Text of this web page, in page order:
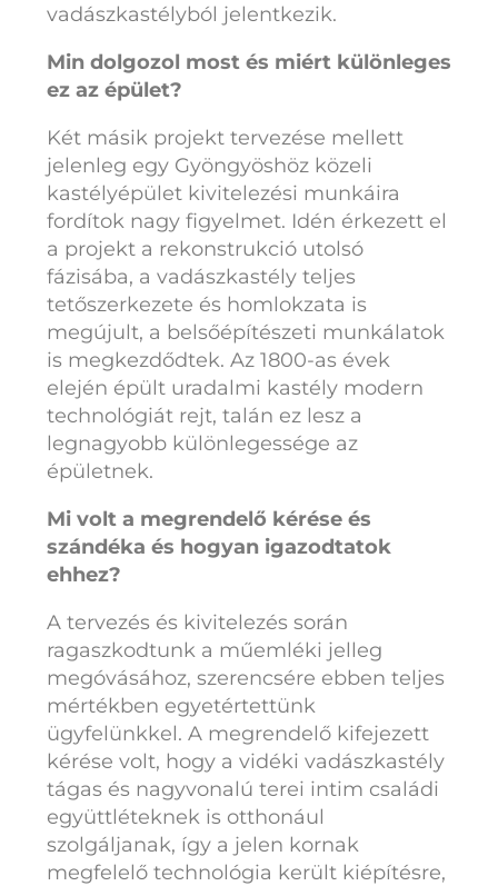
vadászkastélyból jelentkezik.
Min dolgozol most és miért különleges
ez az épület?
Két másik projekt tervezése mellett
jelenleg egy Gyöngyöshöz közeli
kastélyépület kivitelezési munkáira
fordítok nagy figyelmet. Idén érkezett el
a projekt a rekonstrukció utolsó
fázisába, a vadászkastély teljes
tetőszerkezete és homlokzata is
megújult, a belsőépítészeti munkálatok
is megkezdődtek. Az 1800-as évek
elején épült uradalmi kastély modern
technológiát rejt, talán ez lesz a
legnagyobb különlegessége az
épületnek.
Mi volt a megrendelő kérése és
szándéka és hogyan igazodtatok
ehhez?
A tervezés és kivitelezés során
ragaszkodtunk a műemléki jelleg
megóvásához, szerencsére ebben teljes
mértékben egyetértettünk
ügyfelünkkel. A megrendelő kifejezett
kérése volt, hogy a vidéki vadászkastély
tágas és nagyvonalú terei intim családi
együttléteknek is otthonául
szolgáljanak, így a jelen kornak
megfelelő technológia került kiépítésre,